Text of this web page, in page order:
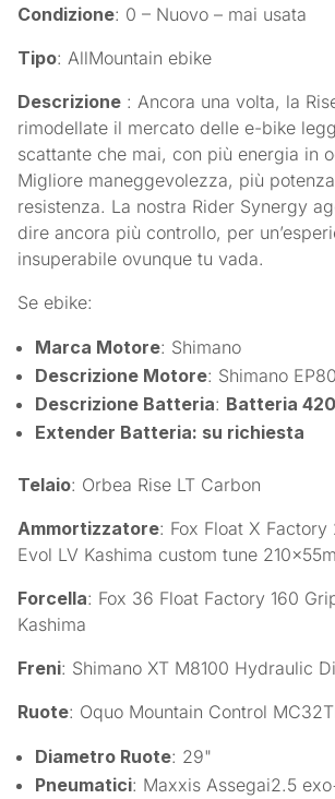
Condizione: 0 – Nuovo – mai usata
Tipo: AllMountain ebike
Descrizione : Ancora una volta, la
rimodellate il mercato delle e-bike
scattante che mai, con più energia in
Migliore maneggevolezza, più
resistenza. La nostra Rider Synergy
dire ancora più controllo, per
insuperabile ovunque tu vada.
Se ebike:
Marca Motore: Shimano
Descrizione Motore: Shimano
Descrizione Batteria: Batteria
Extender Batteria: su richiesta
Telaio: Orbea Rise LT Carbon
Ammortizzatore: Fox Float X
Evol LV Kashima custom tune
Forcella: Fox 36 Float Factory 160
Kashima
Freni: Shimano XT M8100 Hydraulic
Ruote: Oquo Mountain Control
Diametro Ruote: 29"
Pneumatici: Maxxis Assegai2.5